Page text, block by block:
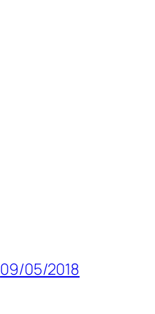
09/05/2018